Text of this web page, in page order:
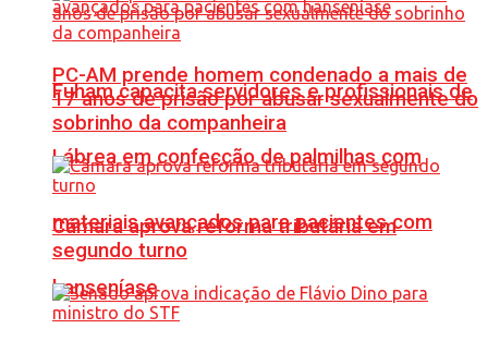
Fuham capacita servidores e profissionais de
Lábrea em confecção de palmilhas com
materiais avançados para pacientes com
hanseníase
PC-AM prende homem condenado a mais de
17 anos de prisão por abusar sexualmente do
sobrinho da companheira
Câmara aprova reforma tributária em
segundo turno